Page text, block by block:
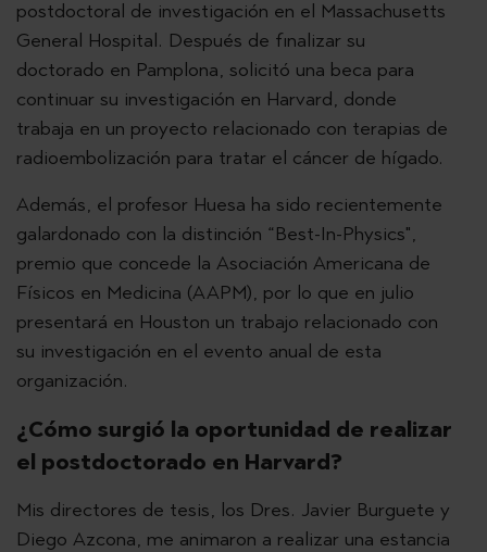
postdoctoral de investigación en el Massachusetts
General Hospital. Después de finalizar su
doctorado en Pamplona, solicitó una beca para
continuar su investigación en Harvard, donde
trabaja en un proyecto relacionado con terapias de
radioembolización para tratar el cáncer de hígado.
Además, el profesor Huesa ha sido recientemente
galardonado con la distinción “Best-In-Physics",
premio que concede la Asociación Americana de
Físicos en Medicina (AAPM), por lo que en julio
presentará en Houston un trabajo relacionado con
su investigación en el evento anual de esta
organización.
¿Cómo surgió la oportunidad de realizar
el postdoctorado en Harvard?
Mis directores de tesis, los Dres. Javier Burguete y
Diego Azcona, me animaron a realizar una estancia